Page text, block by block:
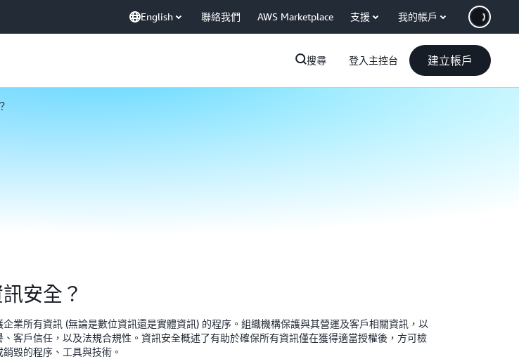
English 聯絡我們 AWS Marketplace 支援 我的帳戶
搜尋 登入主控台 建立帳戶
安全？
業所有資訊 (無論是數位資訊還是實體資訊) 的程序。組織機構保護與其營運及客戶相關資訊，以
客戶信任，以及法規合規性。資訊安全概述了有助於確保所有資訊僅在獲得適當授權後，方可檢
毀的程序、工具與技術。